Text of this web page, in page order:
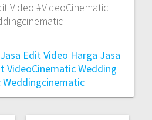
Video #VideoCinematic
Edit Video Harga Jasa
VideoCinematicWedding
Weddingcinematic